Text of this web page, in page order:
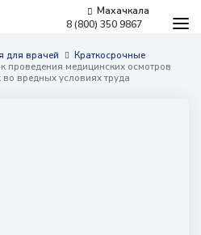
8 (800) 350 9867
Махачкала
для врачей
Краткосрочные
проведения медицинских осмотров
вредных условиях труда